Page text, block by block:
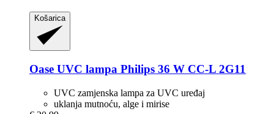
Košarica
Oase UVC lampa Philips 36 W CC-​L 2G11
UVC zamjenska lampa za UVC uređaj
uklanja mutnoću, alge i mirise